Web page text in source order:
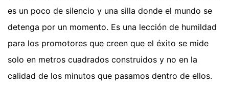
es un poco de silencio y una silla donde el mundo se
detenga por un momento. Es una lección de humildad
para los promotores que creen que el éxito se mide
solo en metros cuadrados construidos y no en la
calidad de los minutos que pasamos dentro de ellos.